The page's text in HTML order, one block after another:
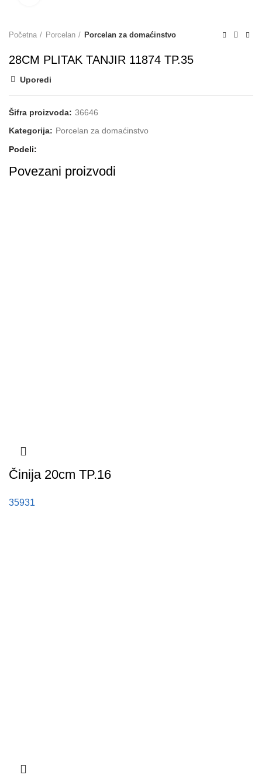
Početna Porcelan Porcelan za domaćinstvo
28CM PLITAK TANJIR 11874 TP.35
Uporedi
Šifra proizvoda: 36646
Kategorija: Porcelan za domaćinstvo
Podeli
Povezani proizvodi
Činija 20cm TP.16
35931